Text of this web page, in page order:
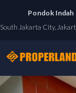
Pondok Indah
South Jakarta City,